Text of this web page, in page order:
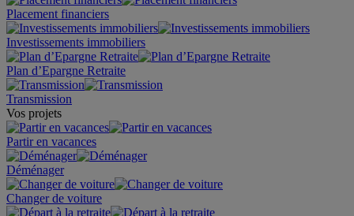
Placement financiers
Investissements immobiliers
Plan d’Epargne Retraite
Transmission
Vos projets
Partir en vacances
Déménager
Changer de voiture